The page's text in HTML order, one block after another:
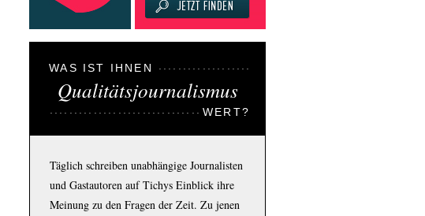
WAS IST IHNEN
Qualitätsjournalismus
WERT?
Täglich schreiben unabhängige Journalisten
und Gastautoren auf Tichys Einblick ihre
Meinung zu den Fragen der Zeit. Zu jenen